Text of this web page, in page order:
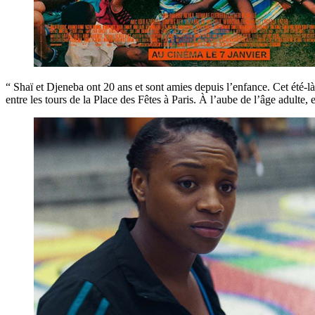
“ Shaï et Djeneba ont 20 ans et sont amies depuis l’enfance. Cet
entre les tours de la Place des Fêtes à Paris. À l’aube de l’âge